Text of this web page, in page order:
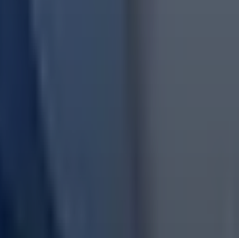
אדם שייסורים באים עליו, {מה עושים
יש לו ייסורים? "יתלה בביטול תורה". זאת
אבל יתלה בביטול תורה,
תורה. כתב "הראש יוסף" בביטול תורה
ביד. אבל בביטול תור ה-שלא מידה כנד